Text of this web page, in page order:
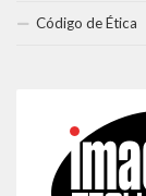
Código de Ética